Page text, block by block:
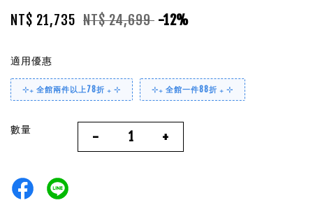
NT$ 21,735 NT$ 24,699 -12%
適用優惠
⊹₊ 全館兩件以上78折 ₊ ⊹ ⊹₊ 全館一件88折 ₊ ⊹
數量 - +